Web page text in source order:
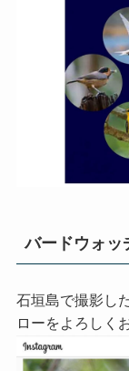
バードウォッ
石垣島で撮影し
ローをよろしく